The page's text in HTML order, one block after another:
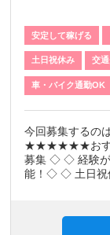
安定して稼げる
土日祝休み 交
車・バイク通勤OK
今回募集するの
★★★★★★おす
募集 ◇ ◇ 経験
能！◇ ◇ 土日